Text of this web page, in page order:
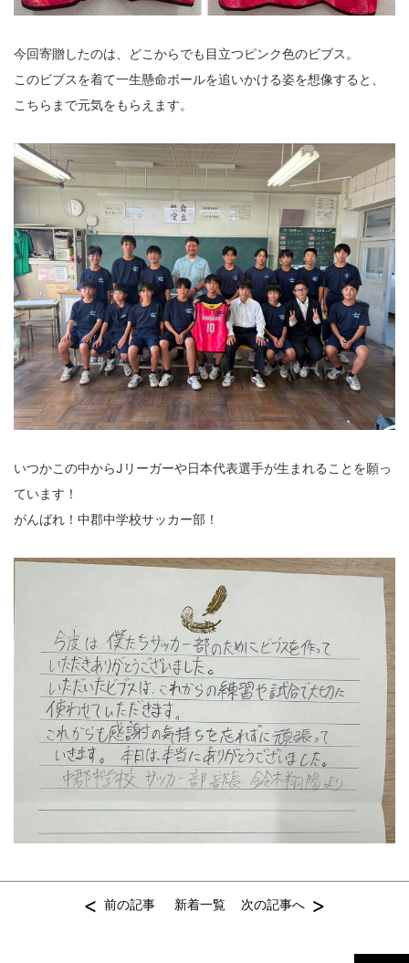
今回寄贈したのは、どこからでも目立つピンク色のビブス。
このビブスを着て一生懸命ボールを追いかける姿を想像すると、
こちらまで元気をもらえます。
いつかこの中からJリーガーや日本代表選手が生まれることを願っ
ています！
がんばれ！中郡中学校サッカー部！
< 前の記事 新着一覧 次の記事へ >